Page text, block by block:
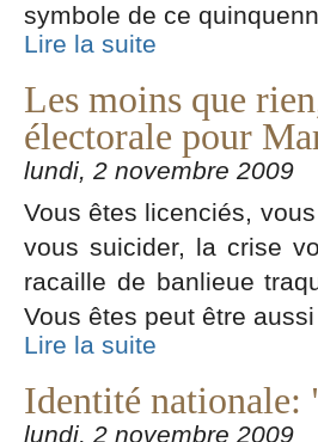
symbole de ce
Lire la suite
Les moins que
électorale pour
lundi, 2 novembre 2009
Vous êtes licenciés,
vous suicider, la crise
racaille de banlieue
Vous êtes peut être
Lire la suite
Identité nationale:
lundi, 2 novembre 2009